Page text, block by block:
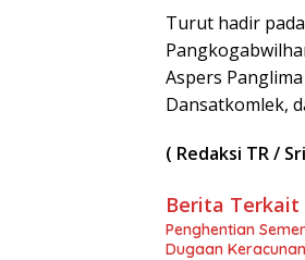
Turut hadir
Aspers
Dansatkomlek,
( Redaksi TR /
Berita Terkait
Penghentian
Dugaan